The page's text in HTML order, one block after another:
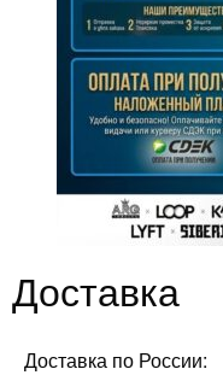
Доставка
Доставка по России: